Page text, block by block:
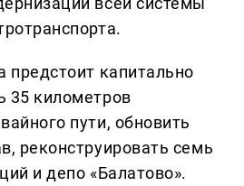
предстоит капитально
35 километров
пути, обновить
реконструировать семь
и депо «Балатово».